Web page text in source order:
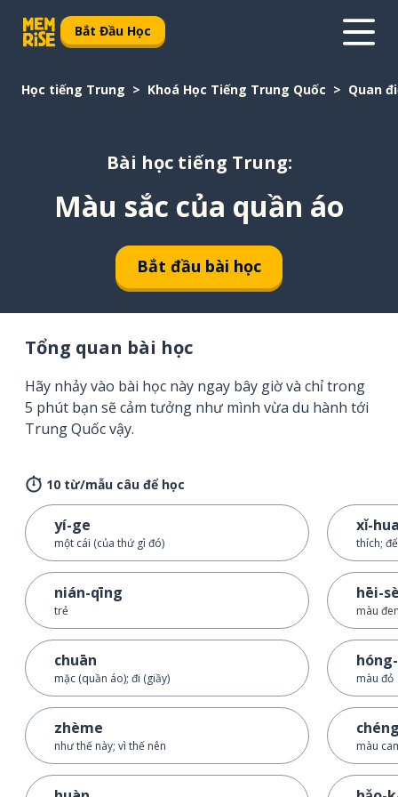
Bắt Đầu Học
Học tiếng Trung Khoá Học Tiếng Trung Quốc Quan
Bài học tiếng Trung:
Màu sắc của quần áo
Bắt đầu bài học
Tổng quan bài học
Hãy nhảy vào bài học này ngay bây giờ và chỉ trong
5 phút bạn sẽ cảm tưởng như mình vừa du hành tới
Trung Quốc vậy.
10 từ/mẫu câu để học
yí-ge
một cái (của thứ gì đó)
nián-qīng
trẻ
chuān
mặc (quần áo); đi (giầy)
zhème
như thế này; vì thế nên
xǐ-
thích;
hēi-
màu
màu đỏ
màu